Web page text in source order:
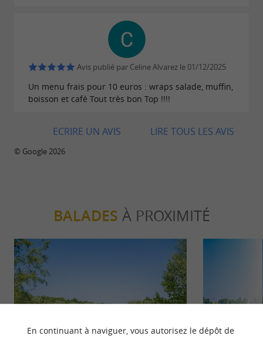
Avis publié par Celine Alvarez le 01/12/2025
Un menu frais pour 10 euros : wraps salade, muffin,
boisson et café Tout très bon Top !!!!
LIRE TOUS LES AVIS
ECRIRE UN AVIS
© Google 2026
BALADES À PROXIMITÉ
En continuant à naviguer, vous autorisez le dépôt de